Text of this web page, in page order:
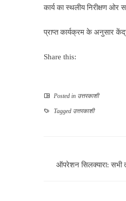
कार्य का स्थलीय निरीक्षण ओर
प्राप्त कार्यक्रम के अनुसार
Share this:
Posted in उत्तरकाशी
Tagged उत्तरकाशी
ऑपरेशन सिलक्यारा: सभी